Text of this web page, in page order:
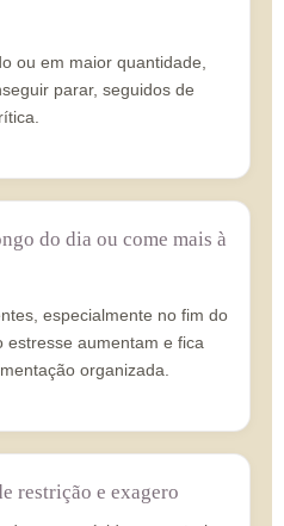
ou em maior quantidade,
parar, seguidos de
do dia ou come mais à
especialmente no fim do
estresse aumentam e fica
organizada.
restrição e exagero